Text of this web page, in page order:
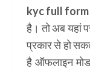
kyc full form
है। तो अब यहां
प्रकार से हो
है ऑफलाइन मोड